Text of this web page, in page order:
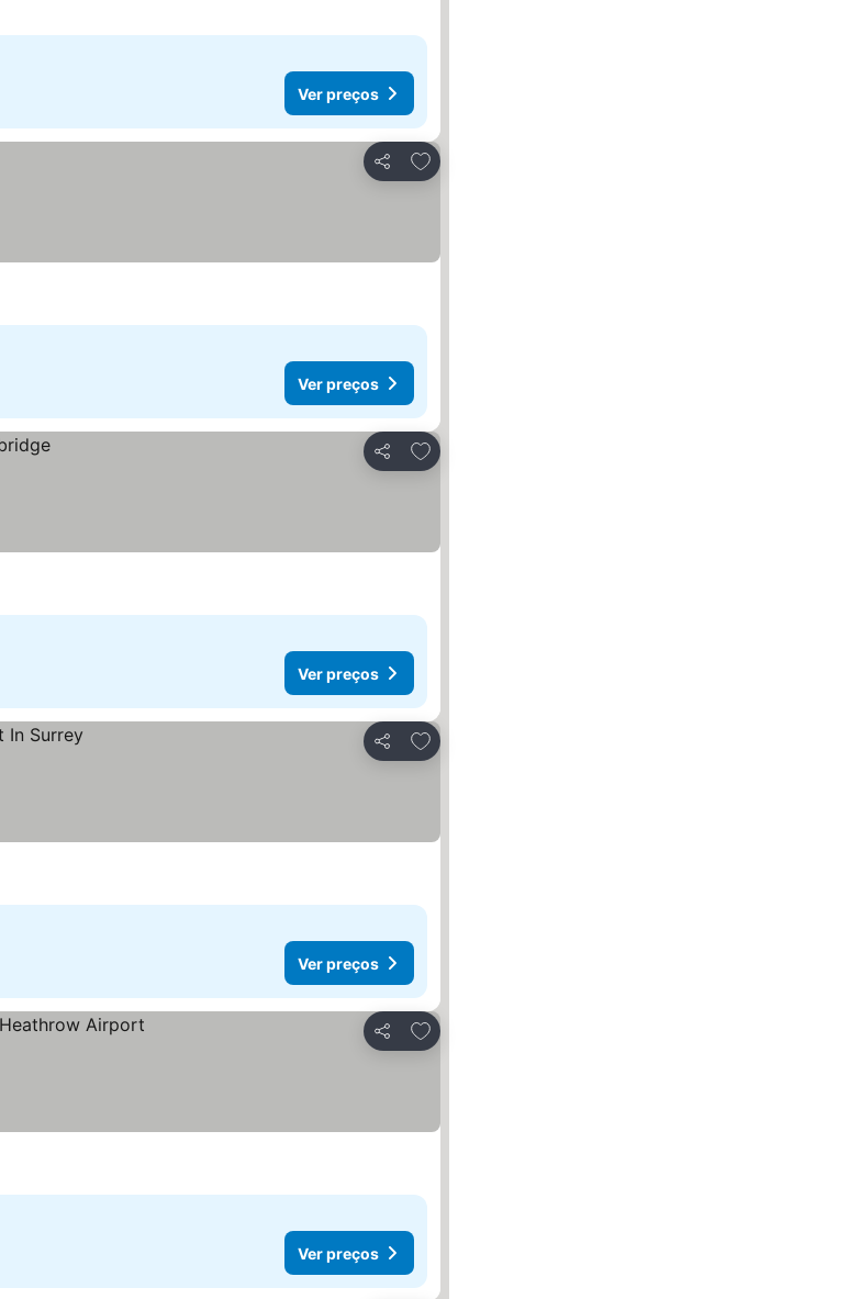
Ver preços
Partilhar
Adicionar aos favoritos
Ver preços
Partilhar
Adicionar aos favoritos
Ver preços
Partilhar
Adicionar aos favoritos
Ver preços
Partilhar
Adicionar aos favoritos
Ver preços